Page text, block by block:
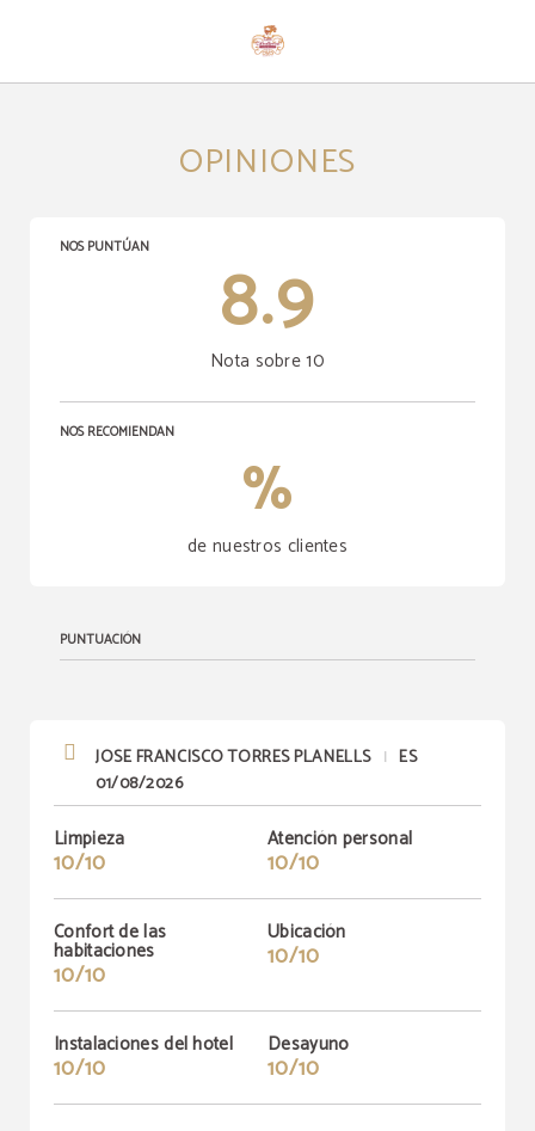
OPINIONES
NOS PUNTÚAN 8.9
Nota sobre 10
NOS RECOMIENDAN
%
de nuestros clientes
PUNTUACIÓN
JOSE FRANCISCO TORRES PLANELLS |
ES
01/08/2026
Limpieza
10/10
Atención personal
10/10
Confort de las
habitaciones
10/10
Ubicación
10/10
Instalaciones del hotel
10/10
Desayuno
10/10